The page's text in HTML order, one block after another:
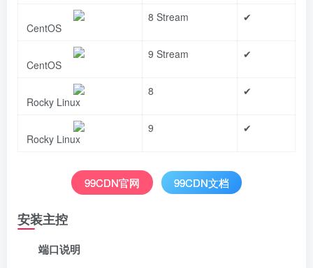
CentOS
8 Stream ✔
CentOS
9 Stream ✔
Rocky Linux
8 ✔
Rocky Linux
9 ✔
99CDN官网 99CDN文档
安装主控
端口说明